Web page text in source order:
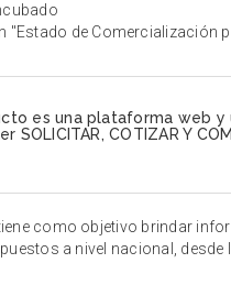
"Estado de Comercialización
es una plataforma web
SOLICITAR, COTIZAR Y
como objetivo brindar
a nivel nacional,